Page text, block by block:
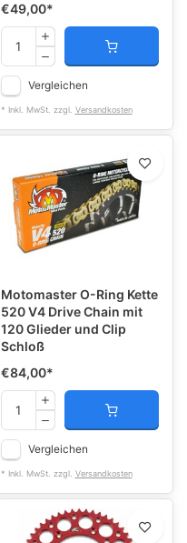
€49,00*
Vergleichen
* Inkl. MwSt. zzgl. Versandkosten
Motomaster O-Ring Kette
520 V4 Drive Chain mit
120 Glieder und Clip
Schloß
€84,00*
Vergleichen
* Inkl. MwSt. zzgl. Versandkosten